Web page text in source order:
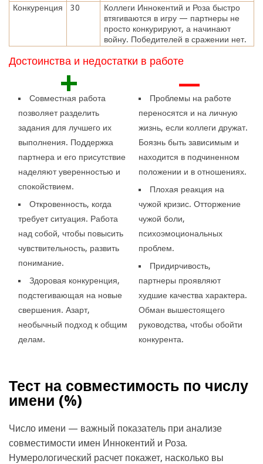
Конкуренция
30
Коллеги Иннокентий и Роза быстро
втягиваются в игру — партнеры не
просто конкурируют, а начинают
войну. Победителей в сражении нет.
Достоинства и недостатки в работе
+
Совместная работа
позволяет разделить
задания для лучшего их
выполнения. Поддержка
партнера и его присутствие
наделяют уверенностью и
спокойствием.
Откровенность, когда
требует ситуация. Работа
над собой, чтобы повысить
чувствительность, развить
понимание.
Здоровая конкуренция,
подстегивающая на новые
свершения. Азарт,
необычный подход к общим
делам.
—
Проблемы на работе
переносятся и на личную
жизнь, если коллеги дружат.
Боязнь быть зависимым и
находится в подчиненном
положении и в отношениях.
Плохая реакция на
чужой кризис. Отторжение
чужой боли,
психоэмоциональных
проблем.
Придирчивость,
партнеры проявляют
худшие качества характера.
Обман вышестоящего
руководства, чтобы обойти
конкурента.
Тест на совместимость по числу
имени (%)
Число имени — важный показатель при анализе
совместимости имен Иннокентий и Роза.
Нумерологический расчет покажет, насколько вы